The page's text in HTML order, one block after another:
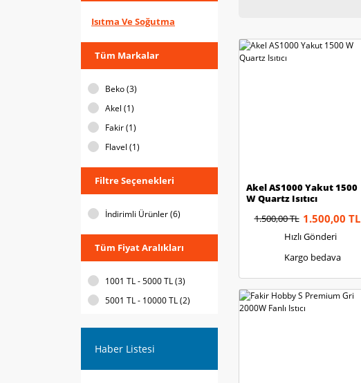
Isıtma Ve Soğutma
Tüm Markalar
Beko (3)
Akel (1)
Fakir (1)
Flavel (1)
Filtre Seçenekleri
İndirimli Ürünler (6)
Tüm Fiyat Aralıkları
1001 TL - 5000 TL (3)
5001 TL - 10000 TL (2)
Haber Listesi
Akel AS1000 Yakut 1500
W Quartz Isıtıcı
1.500,00 TL 1.500,00 TL
Hızlı Gönderi
Kargo bedava